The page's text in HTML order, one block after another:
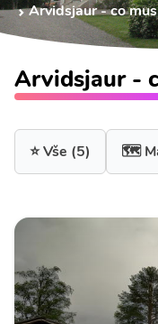
Arvidsjaur - co
Arvidsjaur -
⭐ Vše (5) 🗺️